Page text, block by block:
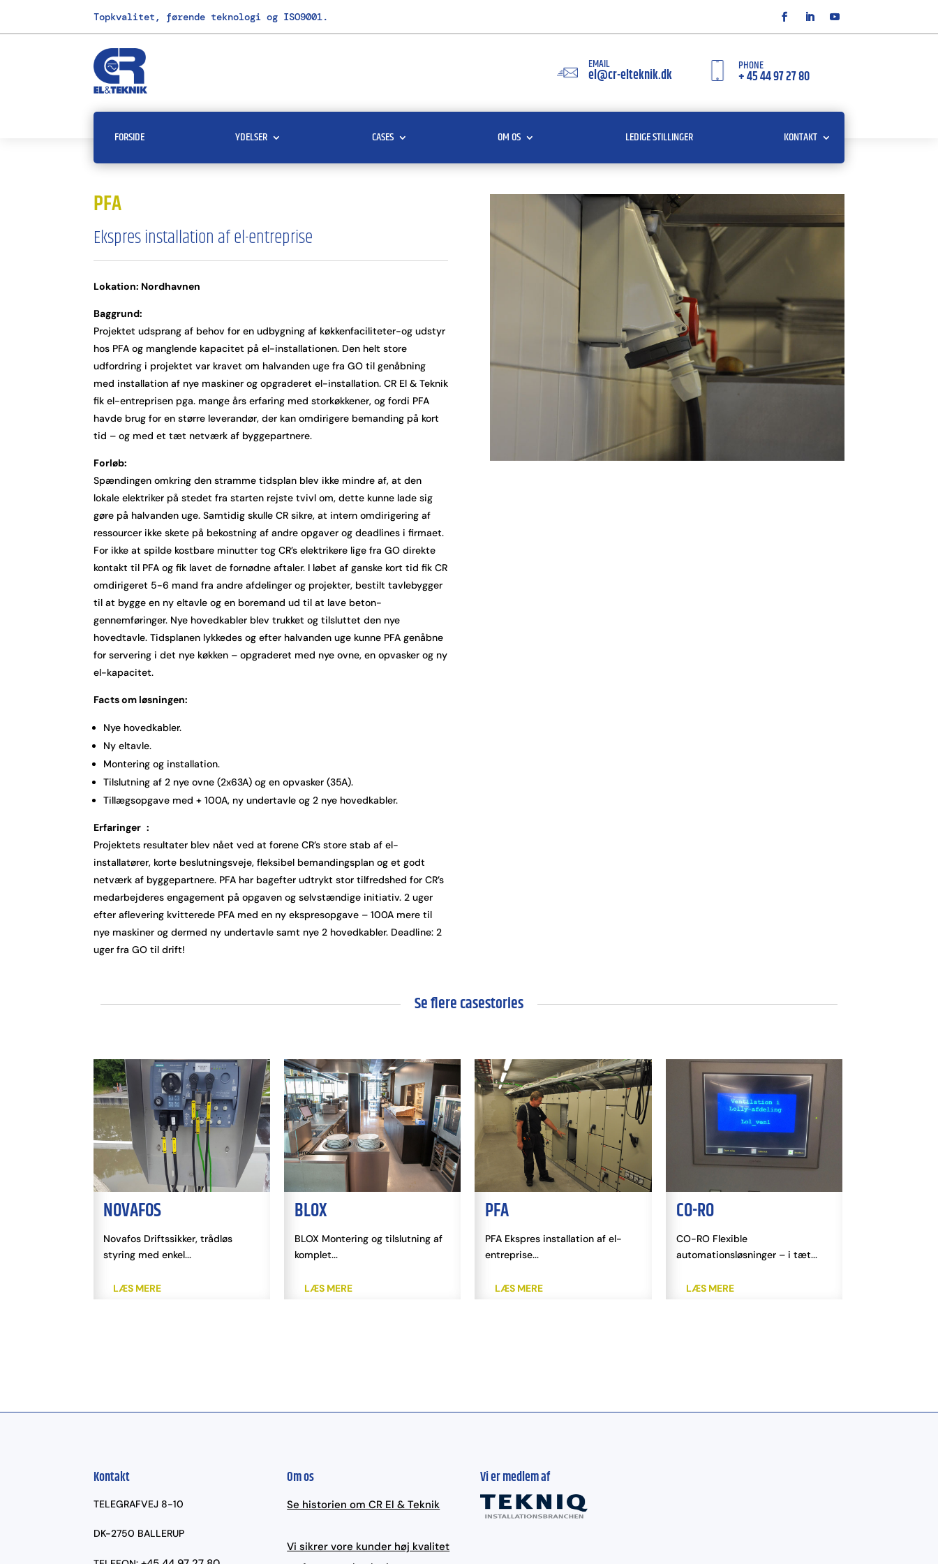
Topkvalitet, førende teknologi og ISO9001.
EMAIL
el@cr-elteknik.dk PHONE
+ 45 44 97 27 80
FORSIDE YDELSER CASES OM OS LEDIGE STILLINGER KONTAKT
PFA
Ekspres installation af el-entreprise
Lokation: Nordhavnen
Baggrund:
Projektet udsprang af behov for en udbygning af køkkenfaciliteter-og udstyr
hos PFA og manglende kapacitet på el-installationen. Den helt store
udfordring i projektet var kravet om halvanden uge fra GO til genåbning
med installation af nye maskiner og opgraderet el-installation. CR El & Teknik
fik el-entreprisen pga. mange års erfaring med storkøkkener, og fordi PFA
havde brug for en større leverandør, der kan omdirigere bemanding på kort
tid – og med et tæt netværk af byggepartnere.
Forløb:
Spændingen omkring den stramme tidsplan blev ikke mindre af, at den
lokale elektriker på stedet fra starten rejste tvivl om, dette kunne lade sig
gøre på halvanden uge. Samtidig skulle CR sikre, at intern omdirigering af
ressourcer ikke skete på bekostning af andre opgaver og deadlines i firmaet.
For ikke at spilde kostbare minutter tog CR’s elektrikere lige fra GO direkte
kontakt til PFA og fik lavet de fornødne aftaler. I løbet af ganske kort tid fik CR
omdirigeret 5-6 mand fra andre afdelinger og projekter, bestilt tavlebygger
til at bygge en ny eltavle og en boremand ud til at lave beton-
gennemføringer. Nye hovedkabler blev trukket og tilsluttet den nye
hovedtavle. Tidsplanen lykkedes og efter halvanden uge kunne PFA genåbne
for servering i det nye køkken – opgraderet med nye ovne, en opvasker og ny
el-kapacitet.
Facts om løsningen:
Nye hovedkabler.
Ny eltavle.
Montering og installation.
Tilslutning af 2 nye ovne (2x63A) og en opvasker (35A).
Tillægsopgave med + 100A, ny undertavle og 2 nye hovedkabler.
Erfaringer :
Projektets resultater blev nået ved at forene CR’s store stab af el-
installatører, korte beslutningsveje, fleksibel bemandingsplan og et godt
netværk af byggepartnere. PFA har bagefter udtrykt stor tilfredshed for CR’s
medarbejderes engagement på opgaven og selvstændige initiativ. 2 uger
efter aflevering kvitterede PFA med en ny ekspresopgave – 100A mere til
nye maskiner og dermed ny undertavle samt nye 2 hovedkabler. Deadline: 2
uger fra GO til drift!
Se flere casestories
NOVAFOS
Novafos Driftssikker, trådløs
styring med enkel...
LÆS MERE
BLOX
BLOX Montering og tilslutning af
komplet...
LÆS MERE
PFA
PFA Ekspres installation af el-
entreprise...
LÆS MERE
CO-RO
CO-RO Flexible
automationsløsninger – i tæt...
LÆS MERE
Kontakt
TELEGRAFVEJ 8-10
DK-2750 BALLERUP
Om os
Se historien om CR El & Teknik
Vi sikrer vore kunder høj kvalitet
Vi er medlem af